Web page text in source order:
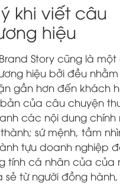
khi viết câu
hiệu
Story cũng là
hiệu bởi đều
gần hơn đến khách
của câu chuyện
các nội dung chính
sứ mệnh, tầm
tựu doanh nghiệp
tính cá nhân của của
sẻ từ người đồng